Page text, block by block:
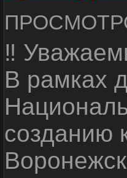
‼
В рамках
созданию